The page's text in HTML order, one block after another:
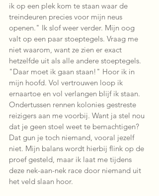
ik op een plek kom te staan waar de
treindeuren precies voor mijn neus
openen." Ik slof weer verder. Mijn oog
valt op een paar stoeptegels. Vraag me
niet waarom, want ze zien er exact
hetzelfde uit als alle andere stoeptegels.
"Daar moet ik gaan staan!" Hoor ik in
mijn hoofd. Vol vertrouwen loop ik
ernaartoe en vol verlangen blijf ik staan.
Ondertussen rennen kolonies gestreste
reizigers aan me voorbij. Want ja stel nou
dat je geen stoel weet te bemachtigen?
Dat gun je toch niemand, vooral jezelf
niet. Mijn balans wordt hierbij flink op de
proef gesteld, maar ik laat me tijdens
deze nek-aan-nek race door niemand uit
het veld slaan hoor.